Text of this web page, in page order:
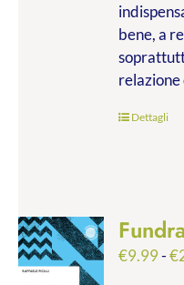
bene, a
relazione
Dettagli
€9.99-€